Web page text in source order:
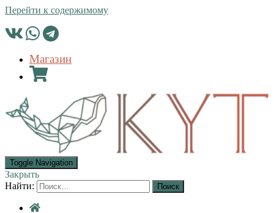
Перейти к содержимому
Магазин
Toggle Navigation
Закрыть
Найти: